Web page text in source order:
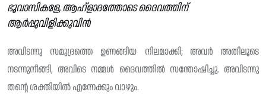
ഭൂവാസികളേ, ആഹ്ളാദത്തോടെ ദൈവത്തിന്
ആർപ്പുവിളിക്കുവിൻ
അവിടന്നു സമുദ്രത്തെ ഉണങ്ങിയ നിലമാക്കി; അവർ അതിലൂടെ
നടന്നുനീങ്ങി, അവിടെ നമ്മൾ ദൈവത്തിൽ സന്തോഷിച്ചു. അവിടന്നു
തന്റെ ശക്തിയിൽ എന്നേക്കും വാഴും.